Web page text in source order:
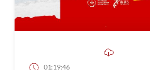
01:19:46